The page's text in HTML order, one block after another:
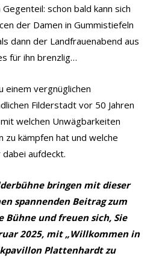
schon bald kann sich
der Damen in Gummistiefeln
dann der Landfrauenabend aus
für ihn brenzlig…
einem vergnüglichen
Filderstadt vor 50 Jahren
welchen Unwägbarkeiten
zu kämpfen hat und welche
aufdeckt.
bringen mit dieser
spannenden Beitrag zum
und freuen sich, Sie
2025, mit „Willkommen in
Plattenhardt zu